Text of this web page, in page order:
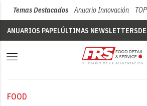
Temas Destacados Anuario Innovación
ANUARIOS PAPELÚLTIMAS NEWSLETTERS
FOOD